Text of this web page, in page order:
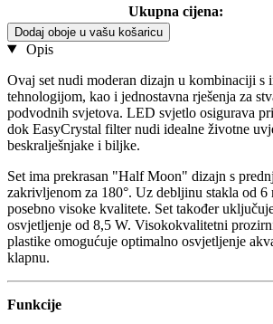
Ukupna cijena:
Dodaj oboje u vašu košaricu
Opis
Ovaj set nudi moderan dizajn u kombinaciji s
tehnologijom, kao i jednostavna rješenja za
podvodnih svjetova. LED svjetlo osigurava
dok EasyCrystal filter nudi idealne životne
beskralješnjake i biljke.
Set ima prekrasan "Half Moon" dizajn s
zakrivljenom za 180°. Uz debljinu stakla od 6
posebno visoke kvalitete. Set također
osvjetljenje od 8,5 W. Visokokvalitetni
plastike omogućuje optimalno osvjetljenje
klapnu.
Funkcije